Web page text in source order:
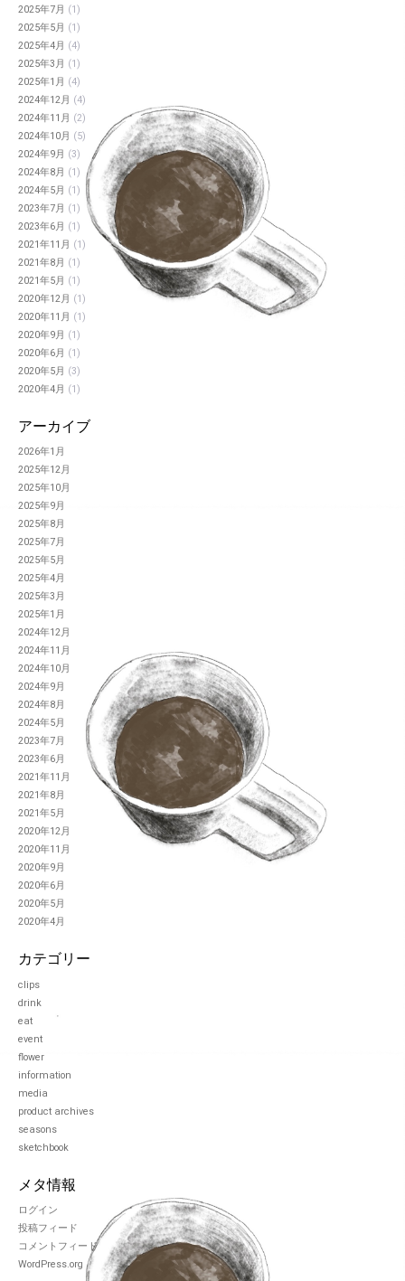
2025年7月 (1)
2025年5月 (1)
2025年4月 (4)
2025年3月 (1)
2025年1月 (4)
2024年12月 (4)
2024年11月 (2)
2024年10月 (5)
2024年9月 (3)
2024年8月 (1)
2024年5月 (1)
2023年7月 (1)
2023年6月 (1)
2021年11月 (1)
2021年8月 (1)
2021年5月 (1)
2020年12月 (1)
2020年11月 (1)
2020年9月 (1)
2020年6月 (1)
2020年5月 (3)
2020年4月 (1)
アーカイブ
2026年1月
2025年12月
2025年10月
2025年9月
2025年8月
2025年7月
2025年5月
2025年4月
2025年3月
2025年1月
2024年12月
2024年11月
2024年10月
2024年9月
2024年8月
2024年5月
2023年7月
2023年6月
2021年11月
2021年8月
2021年5月
2020年12月
2020年11月
2020年9月
2020年6月
2020年5月
2020年4月
カテゴリー
clips
drink
eat
event
flower
information
media
product archives
seasons
sketchbook
メタ情報
ログイン
投稿フィード
コメントフィード
WordPress.org